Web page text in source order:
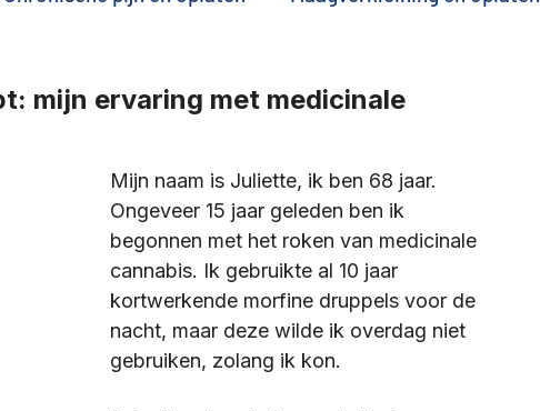
Intern afbouwen Zorg in Nederland
Ambulant afbouwen Vastlopen tijdens afbouwen
uit de groep Onderzoek, peilingen, polls
mijn ervaring met medicinale
Mijn naam is Juliette, ik ben 68 jaar.
Ongeveer 15 jaar geleden ben ik
begonnen met het roken van medicinale
cannabis. Ik gebruikte al 10 jaar
kortwerkende morfine druppels voor de
nacht, maar deze wilde ik overdag niet
gebruiken, zolang ik kon.